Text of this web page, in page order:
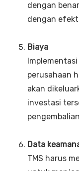
dengan
dengan
Biaya
perusahaan
akan
investasi
Data
TMS harus